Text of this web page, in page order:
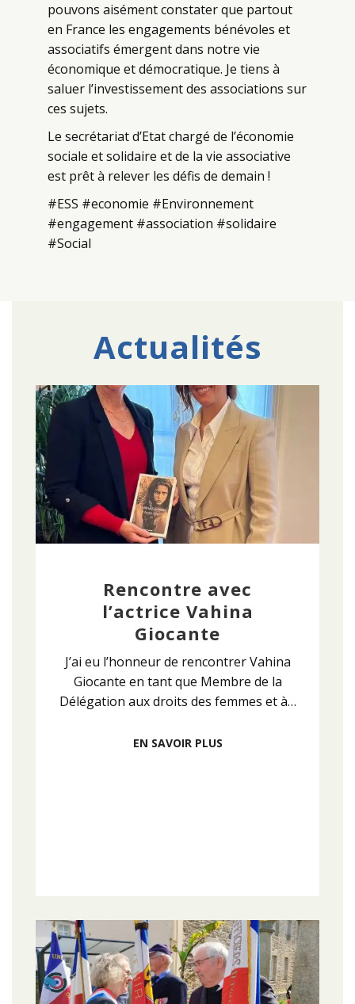
pouvons aisément constater que partout
en France les engagements bénévoles et
associatifs émergent dans notre vie
économique et démocratique. Je tiens à
saluer l’investissement des associations sur
ces sujets.
Le secrétariat d’Etat chargé de l’économie
sociale et solidaire et de la vie associative
est prêt à relever les défis de demain !
#ESS #economie #Environnement
#engagement #association #solidaire
#Social
Actualités
Rencontre avec
l’actrice Vahina
Giocante
J’ai eu l’honneur de rencontrer Vahina
Giocante en tant que Membre de la
Délégation aux droits des femmes et à…
EN SAVOIR PLUS